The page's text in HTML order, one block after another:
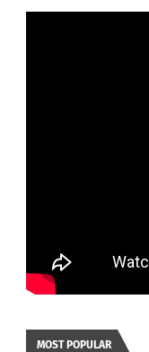
MOST POPULAR